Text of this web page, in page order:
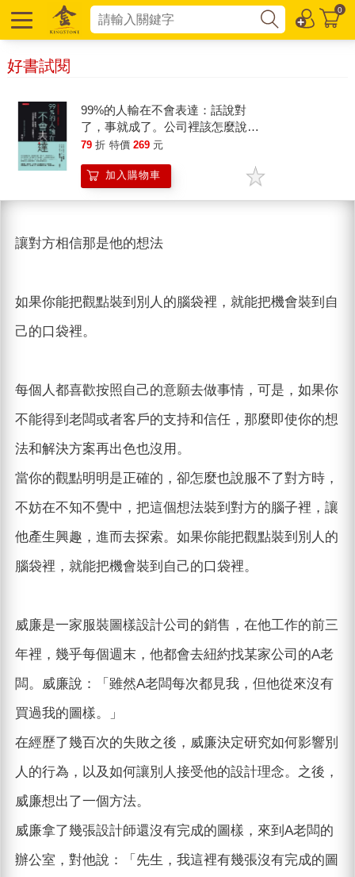
0
好書試閱
99%的人輸在不會表達：話說對
了，事就成了。公司裡該怎麼說
話？麻煩就沒了。
79 折 特價 269 元
加入購物車
讓對方相信那是他的想法
如果你能把觀點裝到別人的腦袋裡，就能把機會裝到自
己的口袋裡。
每個人都喜歡按照自己的意願去做事情，可是，如果你
不能得到老闆或者客戶的支持和信任，那麼即使你的想
法和解決方案再出色也沒用。
當你的觀點明明是正確的，卻怎麼也說服不了對方時，
不妨在不知不覺中，把這個想法裝到對方的腦子裡，讓
他產生興趣，進而去探索。如果你能把觀點裝到別人的
腦袋裡，就能把機會裝到自己的口袋裡。
威廉是一家服裝圖樣設計公司的銷售，在他工作的前三
年裡，幾乎每個週末，他都會去紐約找某家公司的A老
闆。威廉說：「雖然A老闆每次都見我，但他從來沒有
買過我的圖樣。」
在經歷了幾百次的失敗之後，威廉決定研究如何影響別
人的行為，以及如何讓別人接受他的設計理念。之後，
威廉想出了一個方法。
威廉拿了幾張設計師還沒有完成的圖樣，來到A老闆的
辦公室，對他說：「先生，我這裡有幾張沒有完成的圖